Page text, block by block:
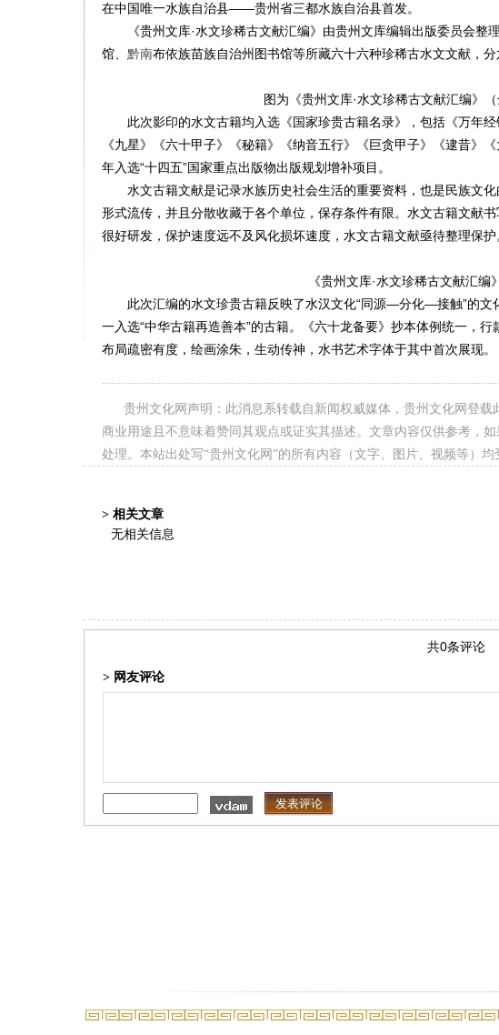
在中国唯一水族自治县——贵州省三都水族自治县首发。
《贵州文库·水文珍稀古文献汇编》由贵州文库编辑出版委员会整
馆、 黔南布依族苗族自治州图书馆等所藏六十六种珍稀古水文文献，分
图为《贵州文库·水文珍稀古文献汇编》（
此次影印的水文古籍均入选《国家珍贵古籍名录》，包括《万年经
《九星》《六十甲子》《秘籍》《纳音五行》《巨贪甲子》《逮昔》
年入选“十四五”国家重点出版物出版规划增补项目。
水文古籍文献是记录水族历史社会生活的重要资料，也是民族文化
形式流传，并且分散收藏于各个单位，保存条件有限。水文古籍文献
很好研发，保护速度远不及风化损坏速度，水文古籍文献亟待整理保护
《贵州文库·水文珍稀古文献汇编
此次汇编的水文珍贵古籍反映了水汉文化“同源—分化—接触”的文
一入选“中华古籍再造善本”的古籍。《六十龙备要》抄本体例统一，
布局疏密有度，绘画涂朱，生动传神，水书艺术字体于其中首次展现。
贵州文化网声明：此消息系转载自新闻权威媒体，贵州文化网登
商业用途且不意味着赞同其观点或证实其描述。文章内容仅供参考，
处理。本站出处写“贵州文化网”的所有内容（文字、图片、视频等）均
> 相关文章
无相关信息
共0条评论
> 网友评论